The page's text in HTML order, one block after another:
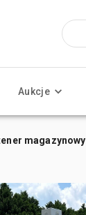
Aukcje
magazynowy